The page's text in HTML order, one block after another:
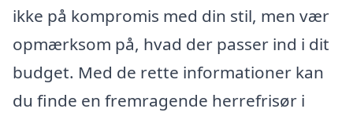
ikke på kompromis med din stil, men vær
opmærksom på, hvad der passer ind i dit
budget. Med de rette informationer kan
du finde en fremragende herrefrisør i